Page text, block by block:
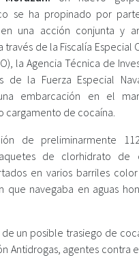
se ha propinado por
una acción conjunta y
de la Fiscalía Especial
la Agencia Técnica de
de la Fuerza Especial
embarcación en el
cargamento de cocaína.
de preliminarmente
de clorhidrato de
en varios barriles
que navegaba en aguas
un posible trasiego de
Antidrogas, agentes contra